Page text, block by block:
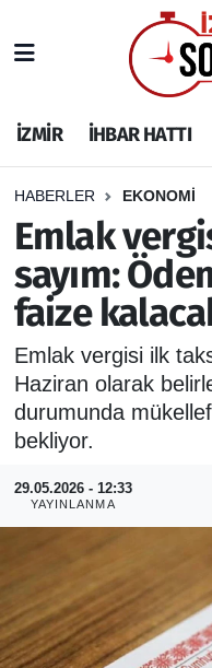
İZMİR İHBAR HATTI
HABERLER EKONOMİ
Emlak
sayım:
faize
Emlak vergisi ilk
Haziran olarak
durumunda
bekliyor.
29.05.2026 - 12:33
YAYINLANMA
İHBAR HATTI
DEPREM
GENEL
EKONOMİ
SİYASET
SPOR
RESMİ REKLAM
İzmir Nöbetçi
İzmir Hava
İzmir Namaz
İzmir Trafik
Puan Durumu ve
Tüm Manşetler
Son Dakika